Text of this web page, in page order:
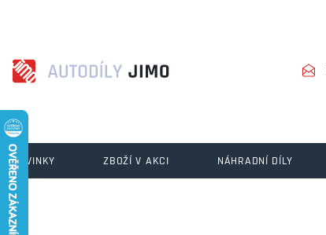
NOVINKY ZBOŽÍ V AKCI NÁHRADNÍ DÍLY